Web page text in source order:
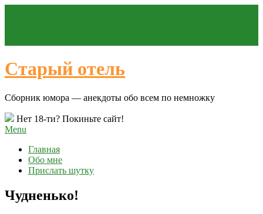
Старый отель
Сборник юмора — анекдоты обо всем по немножку
Нет 18-ти? Покиньте сайт!
Menu
Главная
Обо мне
Прислать шутку
Чудненько!